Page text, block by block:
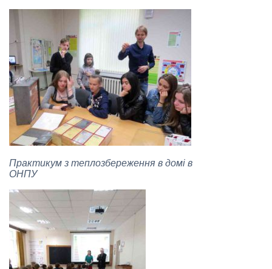
Практикум з теплозбереження в домі в
ОНПУ